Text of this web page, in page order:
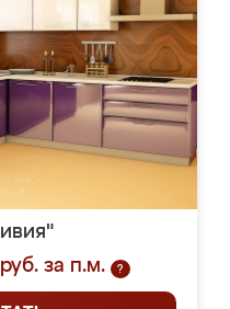
за п.м.
?